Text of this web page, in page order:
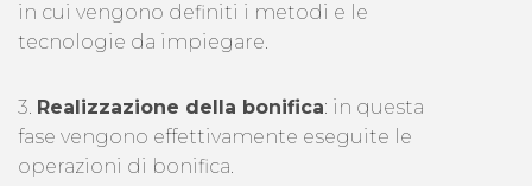
in cui vengono definiti i metodi e le
tecnologie da impiegare.
3. Realizzazione della bonifica: in questa
fase vengono effettivamente eseguite le
operazioni di bonifica.